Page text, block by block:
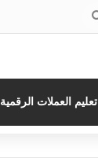
بحث
تعليم العملات الرقمية